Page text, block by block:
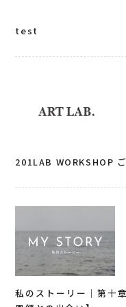
test
201LAB WORKSHOP
私のストーリー｜第十